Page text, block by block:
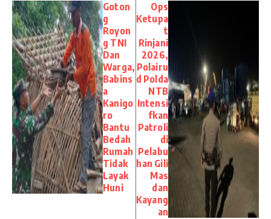
Goton
g
Royon
g TNI
Dan
Warga,
Babins
a
Kanigo
ro
Bantu
Bedah
Rumah
Tidak
Layak
Huni
Ops
Ketupa
t
Rinjani
2026,
Polairu
d Polda
NTB
Intensi
fkan
Patroli
di
Pelabu
han Gili
Mas
dan
Kayang
an